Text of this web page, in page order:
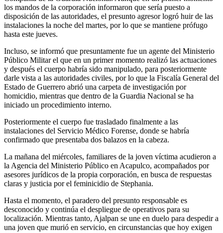
los mandos de la corporación informaron que sería puesto a
disposición de las autoridades, el presunto agresor logró huir de las
instalaciones la noche del martes, por lo que se mantiene prófugo
hasta este jueves.
Incluso, se informó que presuntamente fue un agente del Ministerio
Público Militar el que en un primer momento realizó las actuaciones
y después el cuerpo habría sido manipulado, para posteriormente
darle vista a las autoridades civiles, por lo que la Fiscalía General del
Estado de Guerrero abrió una carpeta de investigación por
homicidio, mientras que dentro de la Guardia Nacional se ha
iniciado un procedimiento interno.
Posteriormente el cuerpo fue trasladado finalmente a las
instalaciones del Servicio Médico Forense, donde se habría
confirmado que presentaba dos balazos en la cabeza.
La mañana del miércoles, familiares de la joven víctima acudieron a
la Agencia del Ministerio Público en Acapulco, acompañados por
asesores jurídicos de la propia corporación, en busca de respuestas
claras y justicia por el feminicidio de Stephania.
Hasta el momento, el paradero del presunto responsable es
desconocido y continúa el despliegue de operativos para su
localización. Mientras tanto, Ajalpan se une en duelo para despedir a
una joven que murió en servicio, en circunstancias que hoy exigen